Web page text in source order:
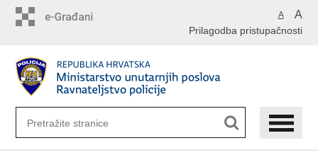
A A
Prilagodba pristupačnosti